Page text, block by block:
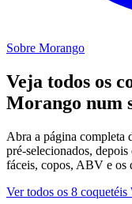
Sobre Morango
Veja todos os
Morango num
Abra a página completa
pré-selecionados,
fáceis, copos, ABV e os
Ver todos os 8